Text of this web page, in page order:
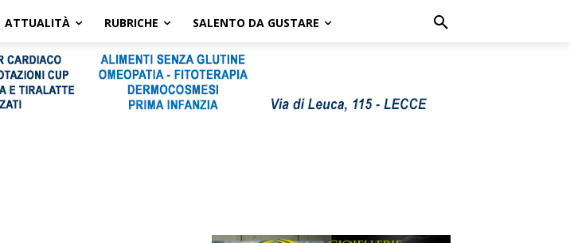
ATTUALITÀ RUBRICHE SALENTO DA GUSTARE